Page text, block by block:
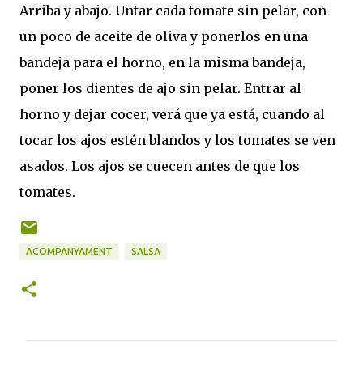
Arriba y abajo. Untar cada tomate sin pelar, con
un poco de aceite de oliva y ponerlos en una
bandeja para el horno, en la misma bandeja,
poner los dientes de ajo sin pelar. Entrar al
horno y dejar cocer, verá que ya está, cuando al
tocar los ajos estén blandos y los tomates se ven
asados. Los ajos se cuecen antes de que los
tomates.
ACOMPANYAMENT SALSA